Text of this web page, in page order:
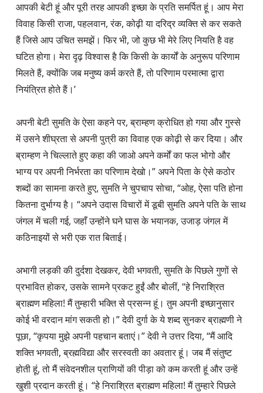
आपकी बेटी हूं और पूरी तरह आपकी इच्छा के प्रति समर्पित हूं। आप मेरा
विवाह किसी राजा, पहलवान, रंक, कोढ़ी या दरिद्र व्यक्ति से कर सकते
हैं जिसे आप उचित समझें। फिर भी, जो कुछ भी मेरे लिए नियति है वह
घटित होगा। मेरा दृढ़ विश्वास है कि किसी के कार्यों के अनुरूप परिणाम
मिलते हैं, क्योंकि जब मनुष्य कर्म करते हैं, तो परिणाम परमात्मा द्वारा
नियंत्रित होते हैं।’
अपनी बेटी सुमति के ऐसा कहने पर, ब्राम्हण क्रोधित हो गया और गुस्से
में उसने शीघ्रता से अपनी पुत्री का विवाह एक कोढ़ी से कर दिया। और
ब्राम्हण ने चिल्लाते हुए कहा की जाओ अपने कर्मों का फल भोगो और
भाग्य पर अपनी निर्भरता का परिणाम देखो।” अपने पिता के ऐसे कठोर
शब्दों का सामना करते हुए, सुमति ने चुपचाप सोचा, “ओह, ऐसा पति होना
कितना दुर्भाग्य है। “अपने उदास विचारों में डूबी सुमति अपने पति के साथ
जंगल में चली गई, जहाँ उन्होंने घने घास के भयानक, उजाड़ जंगल में
कठिनाइयों से भरी एक रात बिताई।
अभागी लड़की की दुर्दशा देखकर, देवी भगवती, सुमति के पिछले गुणों से
प्रभावित होकर, उसके सामने प्रकट हुईं और बोलीं, “हे निराश्रित
ब्राह्मण महिला! मैं तुम्हारी भक्ति से प्रसन्न हूं। तुम अपनी इच्छानुसार
कोई भी वरदान मांग सकती हो।” देवी दुर्गा के ये शब्द सुनकर ब्राह्मणी ने
पूछा, “कृपया मुझे अपनी पहचान बताएं।” देवी ने उत्तर दिया, “मैं आदि
शक्ति भगवती, ब्रह्मविद्या और सरस्वती का अवतार हूं। जब मैं संतुष्ट
होती हूं, तो मैं संवेदनशील प्राणियों की पीड़ा को कम करती हूं और उन्हें
खुशी प्रदान करती हूं। “हे निराश्रित ब्राह्मण महिला! मैं तुम्हारे पिछले